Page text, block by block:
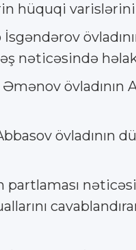
hüquqi
nəticəsində
övladının